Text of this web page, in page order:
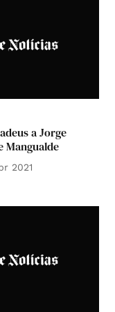
a Jorge
Mangualde
2021